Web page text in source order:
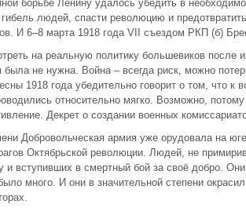
борьбе Ленину удалось убедить в
людей, спасти революцию и
И 6–8 марта 1918 года VII съездом РКП (б)
на реальную политику большевиков после
не нужна. Война – всегда риск, можно
1918 года убедительно говорит о том, что к
относительно мягко. Возможно,
Декрет о создании военных
Добровольческая армия уже орудовала на
Октябрьской революции. Людей, не
и вступивших в смертный бой за своё добро.
много. И они в значительной степени